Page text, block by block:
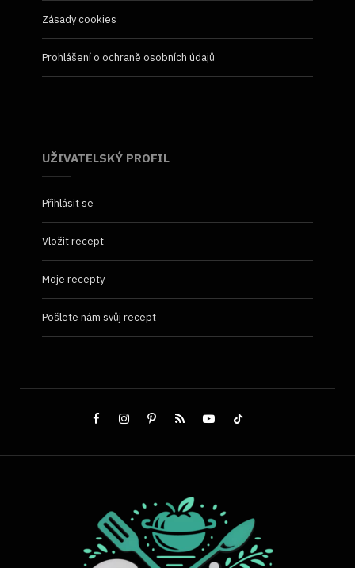
Zásady cookies
Prohlášení o ochraně osobních údajů
UŽIVATELSKÝ PROFIL
Přihlásit se
Vložit recept
Moje recepty
Pošlete nám svůj recept